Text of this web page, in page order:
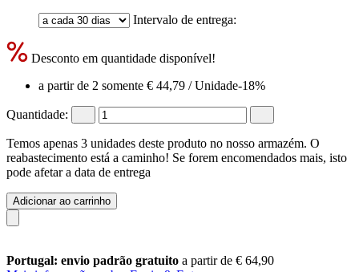
Intervalo de entrega:
Desconto em quantidade disponível!
a partir de 2 somente € 44,79 / Unidade-18%
Quantidade:
Temos apenas 3 unidades deste produto no nosso armazém. O
reabastecimento está a caminho! Se forem encomendados mais, isto
pode afetar a data de entrega
Adicionar ao carrinho
Portugal: envio padrão gratuito a partir de € 64,90